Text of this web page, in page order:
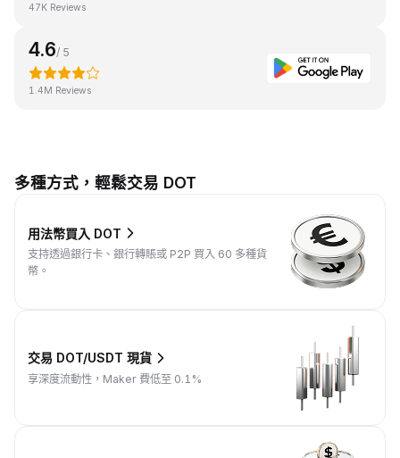
47K Reviews
4.6/ 5
1.4M Reviews
多種方式，輕鬆交易 DOT
用法幣買入 DOT
支持透過銀行卡、銀行轉賬或 P2P 買入 60 多種貨
幣。
交易 DOT/USDT 現貨
享深度流動性，Maker 費低至 0.1%